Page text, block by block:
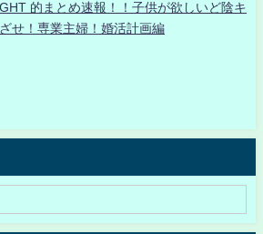
的まとめ速報！！子供が欲しいど陰キ
せ！専業主婦！婚活計画編